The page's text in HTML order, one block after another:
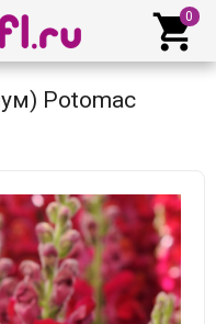

Potomac